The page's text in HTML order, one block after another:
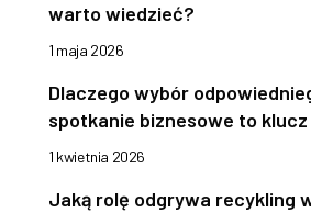
warto wiedzieć?
1 maja 2026
Dlaczego wybór
spotkanie biznesowe to
1 kwietnia 2026
Jaką rolę odgrywa recykling